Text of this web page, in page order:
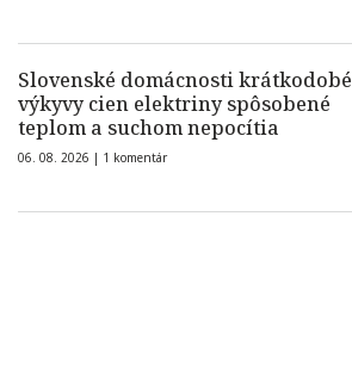
Slovenské domácnosti krátkodobé
výkyvy cien elektriny spôsobené
teplom a suchom nepocítia
06. 08. 2026 | 1 komentár